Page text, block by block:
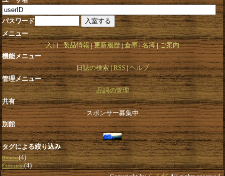
パスワード
メニュー
入口 製品情報 更新履歴 倉庫 名簿 ご案内
機能メニュー
日誌の検索 RSS ヘルプ
管理メニュー
品詞の管理
共有
スポンサー募集中
別館
タグによる絞り込み
Browser(4)
Extensions(4)